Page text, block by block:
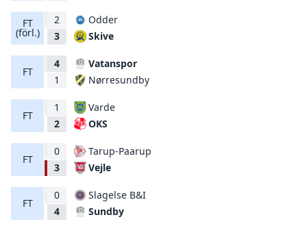
FT
(förl.)
2
3
Odder
Skive
FT
4
1
Vatanspor
Nørresundby
FT
1
2
Varde
OKS
FT
0
3
Tarup-Paarup
Vejle
FT
0
4
Slagelse B&I
Sundby